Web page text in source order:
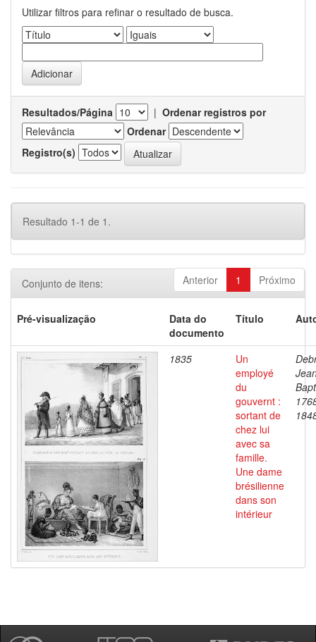
Utilizar filtros para refinar o resultado de busca.
Resultados/Página | Ordenar registros por
Ordenar
Registro(s)
Resultado 1-1 de 1.
Anterior 1 Próximo
Conjunto de itens:
Pré-visualização
Data do
documento
Título
1835
Un
employé
du
gouvernt :
sortant de
chez lui
avec sa
famille.
Une dame
brésilienne
dans son
intérieur